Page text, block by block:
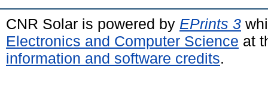
CNR Solar is powered by EPrints 3
Electronics and Computer Science at
information and software credits.